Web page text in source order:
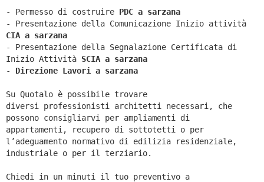
- Permesso di costruire PDC a sarzana
- Presentazione della Comunicazione Inizio attività
CIA a sarzana
- Presentazione della Segnalazione Certificata di
Inizio Attività SCIA a sarzana
- Direzione Lavori a sarzana
Su Quotalo è possibile trovare
diversi professionisti architetti necessari, che
possono consigliarvi per ampliamenti di
appartamenti, recupero di sottotetti o per
l’adeguamento normativo di edilizia residenziale,
industriale o per il terziario.
Chiedi in un minuti il tuo preventivo a